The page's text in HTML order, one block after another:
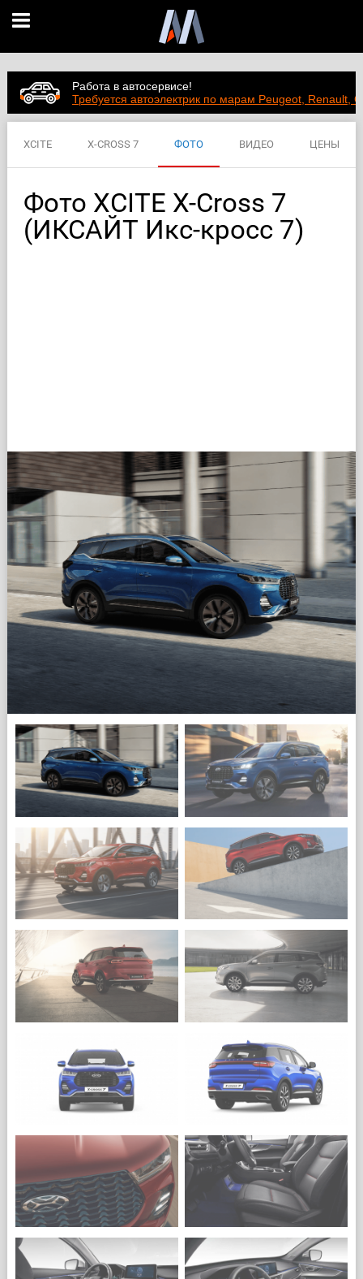
Работа в автосервисе!
Требуется автоэлектрик по марам Peugeot, Renault,
XCITE X-CROSS 7 ФОТО ВИДЕО ЦЕНЫ
Фото XCITE X-Cross 7
(ИКСАЙТ Икс-кросс 7)